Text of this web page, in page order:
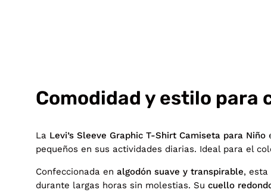
Comodidad y estilo para
La Levi’s Sleeve Graphic T‑Shirt Camiseta para Niño
pequeños en sus actividades diarias. Ideal para el
Confeccionada en algodón suave y transpirable, esta
durante largas horas sin molestias. Su cuello